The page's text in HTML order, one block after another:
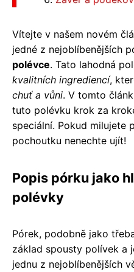
Vítejte v našem novém
jedné z nejoblíbenějších
polévce. Tato lahodná
kvalitních ingrediencí,
chuť a vůni. V tomto
tuto polévku krok za
speciální. Pokud milujete
pochoutku nenechte ujít!
Popis pórku jako
polévky
Pórek, podobně jako
základ spousty polívek a
jednu z nejoblíbenějších